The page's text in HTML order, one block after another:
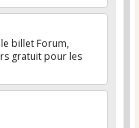
billet Forum,
gratuit pour les